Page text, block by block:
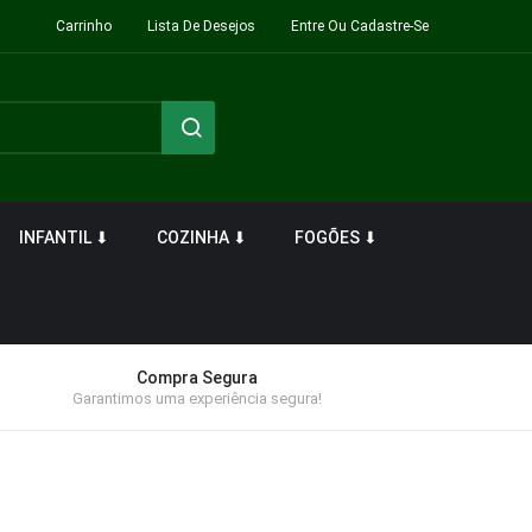
Carrinho Lista De Desejos Entre Ou Cadastre-Se
INFANTIL ⬇ COZINHA ⬇ FOGÕES ⬇
Compra Segura
Garantimos uma experiência segura!